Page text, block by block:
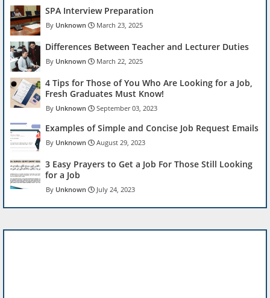
SPA Interview Preparation
Unknown March 23, 2025
Differences Between Teacher and Lecturer Duties
Unknown March 22, 2025
4 Tips for Those of You Who Are Looking for a Job,
Fresh Graduates Must Know!
Unknown September 03, 2023
Examples of Simple and Concise Job Request Emails
Unknown August 29, 2023
3 Easy Prayers to Get a Job For Those Still Looking
for a Job
Unknown July 24, 2023